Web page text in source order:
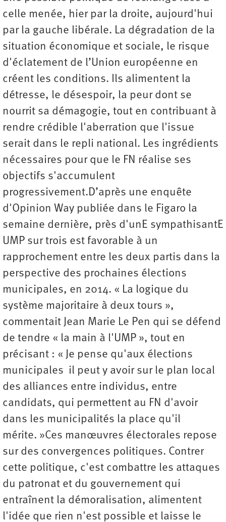
celle menée, hier par la droite, aujourd'hui
par la gauche libérale. La dégradation de la
situation économique et sociale, le risque
d'éclatement de l’Union européenne en
créent les conditions. Ils alimentent la
détresse, le désespoir, la peur dont se
nourrit sa démagogie, tout en contribuant à
rendre crédible l'aberration que l'issue
serait dans le repli national. Les ingrédients
nécessaires pour que le FN réalise ses
objectifs s'accumulent
progressivement.D’après une enquête
d'Opinion Way publiée dans le Figaro la
semaine dernière, près d'unE sympathisantE
UMP sur trois est favorable à un
rapprochement entre les deux partis dans la
perspective des prochaines élections
municipales, en 2014. « La logique du
système majoritaire à deux tours »,
commentait Jean Marie Le Pen qui se défend
de tendre « la main à l'UMP », tout en
précisant : « Je pense qu'aux élections
municipales il peut y avoir sur le plan local
des alliances entre individus, entre
candidats, qui permettent au FN d'avoir
dans les municipalités la place qu'il
mérite. »Ces manœuvres électorales repose
sur des convergences politiques. Contrer
cette politique, c'est combattre les attaques
du patronat et du gouvernement qui
entraînent la démoralisation, alimentent
l'idée que rien n'est possible et laisse le